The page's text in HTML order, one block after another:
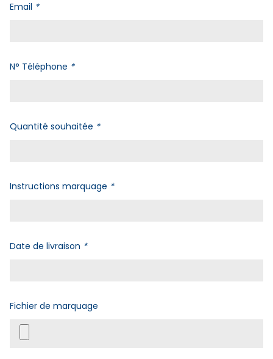
Email *
N° Téléphone *
Quantité souhaitée *
Instructions marquage *
Date de livraison *
Fichier de marquage